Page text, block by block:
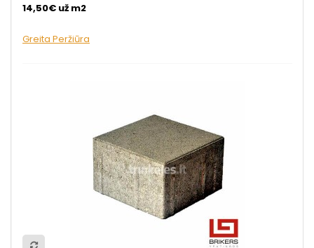
14,50€ už m2
Greita Peržiūra